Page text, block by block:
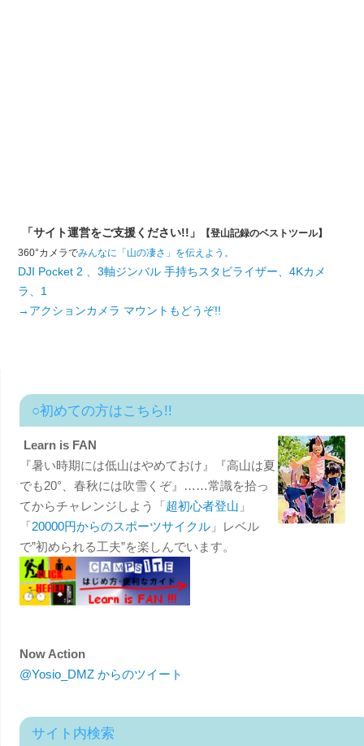
「サイト運営をご支援ください!!」
【登山記録のベストツール】
360°カメラでみんなに「山の凄さ」を伝えよう。
DJI Pocket 2 、3軸ジンバル 手持ちスタビライザー、4Kカメ
ラ、1
→アクションカメラ マウントもどうぞ!!
○初めての方はこちら!!
Learn is FAN
『暑い時期には低山はやめておけ』『高山は夏
でも20°、春秋には吹雪くぞ』……常識を拾っ
てからチャレンジしよう「超初心者登山 」
「20000円からのスポーツサイクル」レベル
で”初められる工夫”を楽しんでいます。
Now Action
@Yosio_DMZ からのツイート
サイト内検索